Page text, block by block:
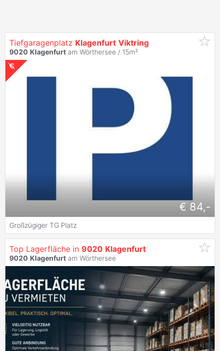
Tiefgaragenplatz Klagenfurt Viktring
9020 Klagenfurt am Wörthersee / 15m²
€ 84,-
Großzügiger TG Platz
Top Lagerfläche in 9020 Klagenfurt
9020 Klagenfurt am Wörthersee